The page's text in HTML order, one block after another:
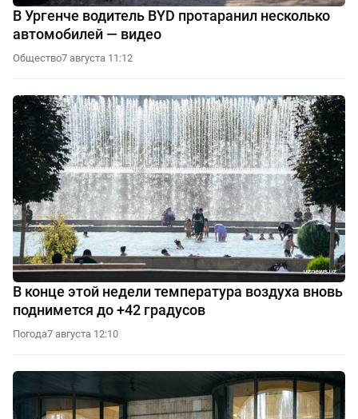
В Ургенче водитель BYD протаранил несколько
автомобилей — видео
Общество7 августа 11:12
В конце этой недели температура воздуха вновь
поднимется до +42 градусов
Погода7 августа 12:10